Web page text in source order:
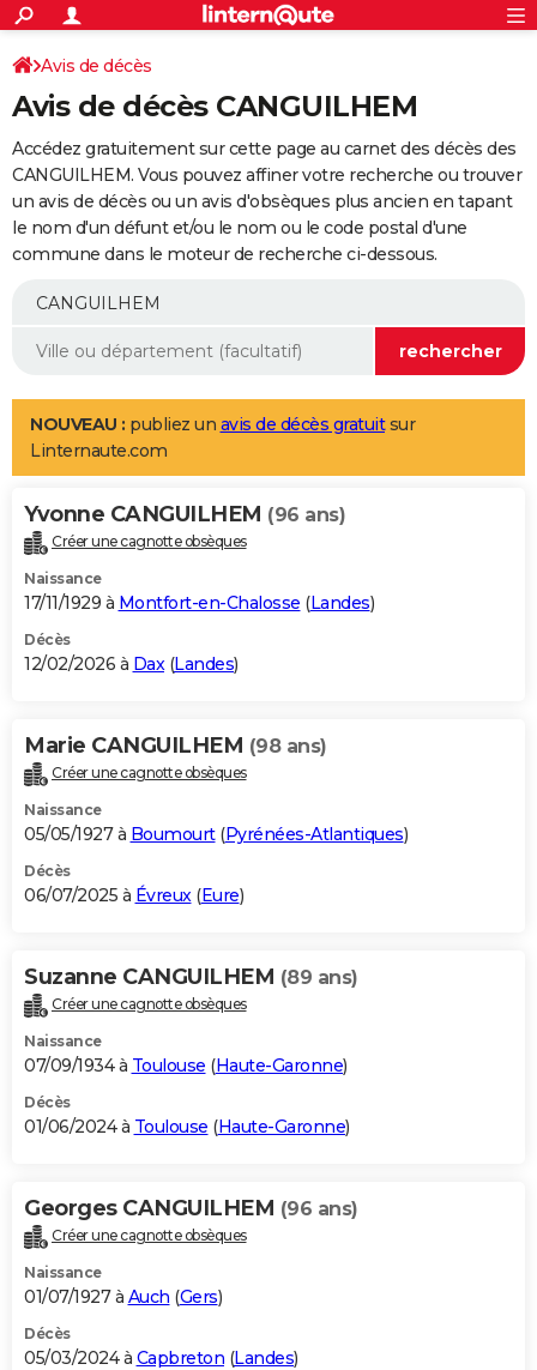
ACTUALITÉS
Politique
Société
Faits Divers
Education
Monde
Villes
+
SPORT
Coupe du monde 2026
Football
Tennis
Cyclisme
Rugby
Forum
Programme TV
TNT
Streaming
Cinéma
Sorties cinéma
Musique
+
FINANCE
Impôts
Immobilier
Risques naturels par ville
Banque
Assurance
Crédit
AUTO
Essais
Réserver un essai
Citadines
Berlines
SUV
Forum auto
+
Mobiles
Meilleur smartphone
Internet
Ordinateurs
Jeux vidéo
Guide high-tech
Aménagement intérieur
LIFESTYLE
Art de vivre
Bien-être
Loisirs
Mode
Modes de vie
Alimentation
Guide de la santé
Maladies
Médicaments
Sommeil
VOYAGE
Destinations
City break
Voyage nature
Voyage de noces
Forum
Climat
+PHOTO
GUIDES D'ACHAT
BONS PLANS
Carte de Noël
Carte Bonne année
Carte Saint-Valentin
Carte Pâques
Carte d'anniversaire
DICTIONNAIRE
Dictionnaire
Biographies
Citations
Expressions
Proverbes
PROGRAMME TV
S'inscrire
Se connecter
Lycées
Collèges
Primaires
Universités
Entreprises
Service militaire
Avis de recherche
AVIS DE DÉCÈS
Bricolage
Lifestyle
Culture
Sport
Auto
Television
Voyage
Cinema
Avis de décès
Avis de décès CANGUILHEM
Accédez gratuitement sur cette page au carnet des décès des
CANGUILHEM. Vous pouvez affiner votre recherche ou trouver
un avis de décès ou un avis d'obsèques plus ancien en tapant
le nom d'un défunt et/ou le nom ou le code postal d'une
commune dans le moteur de recherche ci-dessous.
NOUVEAU : publiez un avis de décès gratuitsur
Linternaute.com
Yvonne CANGUILHEM (96 ans)
Créer une cagnotte obsèques
Naissance
17/11/1929 à Montfort-en-Chalosse (Landes)
Décès
12/02/2026 à Dax(Landes)
Marie CANGUILHEM (98 ans)
Créer une cagnotte obsèques
Naissance
05/05/1927 à Boumourt(Pyrénées-Atlantiques)
Décès
06/07/2025 à Évreux(Eure)
Suzanne CANGUILHEM (89 ans)
Créer une cagnotte obsèques
Naissance
07/09/1934 à Toulouse (Haute-Garonne)
Décès
01/06/2024 à Toulouse (Haute-Garonne)
Georges CANGUILHEM (96 ans)
Créer une cagnotte obsèques
Naissance
01/07/1927 à Auch (Gers)
Décès
05/03/2024 à Capbreton (Landes)